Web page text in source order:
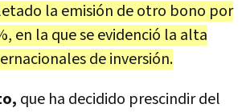
la emisión de otro bono por
en la que se evidenció la alta
de inversión.
que ha decidido prescindir del